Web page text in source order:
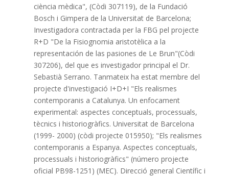
ciència mèdica", (Còdi 307119), de la Fundació
Bosch i Gimpera de la Universitat de Barcelona;
Investigadora contractada per la FBG pel projecte
R+D "De la Fisiognomia aristotèlica a la
representación de las pasiones de Le Brun"(Còdi
307206), del que es investigador principal el Dr.
Sebastià Serrano. Tanmateix ha estat membre del
projecte d'investigació I+D+I "Els realismes
contemporanis a Catalunya. Un enfocament
experimental: aspectes conceptuals, processuals,
tècnics i historiogràfics. Universitat de Barcelona
(1999- 2000) (còdi projecte 015950); "Els realismes
contemporanis a Espanya. Aspectes conceptuals,
processuals i historiogràfics" (número projecte
oficial PB98-1251) (MEC). Direcció general Científic i